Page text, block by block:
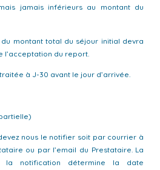
jamais inférieurs au montant du
du montant total du séjour initial devra
du report.
à J-30 avant le jour d’arrivée.
nous le notifier soit par courrier à
ou par l’email du Prestataire. La
notification détermine la date